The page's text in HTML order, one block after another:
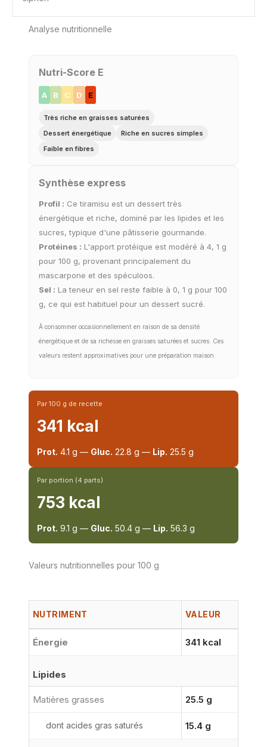
Analyse nutritionnelle
Nutri-Score E
A B C D E
Très riche en graisses saturées
Dessert énergétique
Riche en sucres simples
Faible en fibres
Synthèse express
Profil : Ce tiramisu est un dessert très
énergétique et riche, dominé par les lipides et les
sucres, typique d'une pâtisserie gourmande.
Protéines : L'apport protéique est modéré à 4, 1 g
pour 100 g, provenant principalement du
mascarpone et des spéculoos.
Sel : La teneur en sel reste faible à 0, 1 g pour 100
g, ce qui est habituel pour un dessert sucré.
À consommer occasionnellement en raison de sa densité
énergétique et de sa richesse en graisses saturées et sucres. Ces
valeurs restent approximatives pour une préparation maison.
Par 100 g de recette
341 kcal
Prot. 4.1 g — Gluc. 22.8 g — Lip. 25.5 g
Par portion (4 parts)
753 kcal
Prot. 9.1 g — Gluc. 50.4 g — Lip. 56.3 g
Valeurs nutritionnelles pour 100 g
NUTRIMENT VALEUR
Énergie 341 kcal
Lipides
Matières grasses 25.5 g
dont acides gras saturés 15.4 g